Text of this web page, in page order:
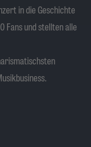
in die Geschichte
Fans und stellten alle